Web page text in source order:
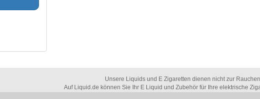
Unsere Liquids und E Zigaretten dienen nicht zur
Auf Liquid.de können Sie Ihr E Liquid und Zubehör für Ihre elektrische